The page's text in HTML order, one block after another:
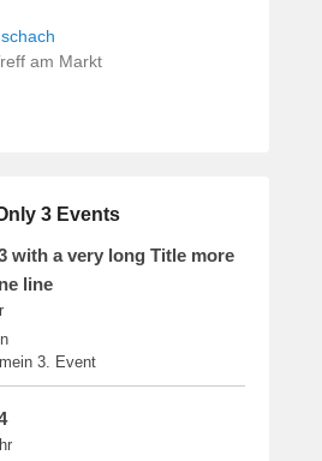
am Markt
3 Events
with a very long Title more
line
3. Event